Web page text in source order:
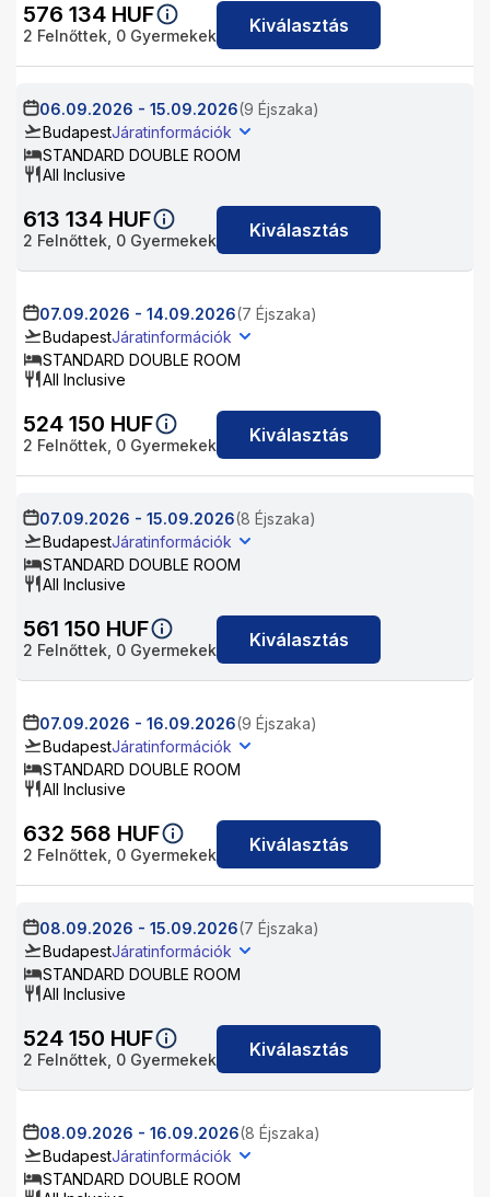
576 134 HUF
2 Felnőttek, 0 Gyermekek Kiválasztás
06.09.2026 - 15.09.2026(9 Éjszaka)
BudapestJáratinformációk
STANDARD DOUBLE ROOM
All Inclusive
613 134 HUF
2 Felnőttek, 0 Gyermekek Kiválasztás
07.09.2026 - 14.09.2026(7 Éjszaka)
BudapestJáratinformációk
STANDARD DOUBLE ROOM
All Inclusive
524 150 HUF
2 Felnőttek, 0 Gyermekek Kiválasztás
07.09.2026 - 15.09.2026(8 Éjszaka)
BudapestJáratinformációk
STANDARD DOUBLE ROOM
All Inclusive
561 150 HUF
2 Felnőttek, 0 Gyermekek Kiválasztás
07.09.2026 - 16.09.2026(9 Éjszaka)
BudapestJáratinformációk
STANDARD DOUBLE ROOM
All Inclusive
632 568 HUF
2 Felnőttek, 0 Gyermekek Kiválasztás
08.09.2026 - 15.09.2026(7 Éjszaka)
BudapestJáratinformációk
STANDARD DOUBLE ROOM
All Inclusive
524 150 HUF
2 Felnőttek, 0 Gyermekek Kiválasztás
08.09.2026 - 16.09.2026(8 Éjszaka)
BudapestJáratinformációk
STANDARD DOUBLE ROOM